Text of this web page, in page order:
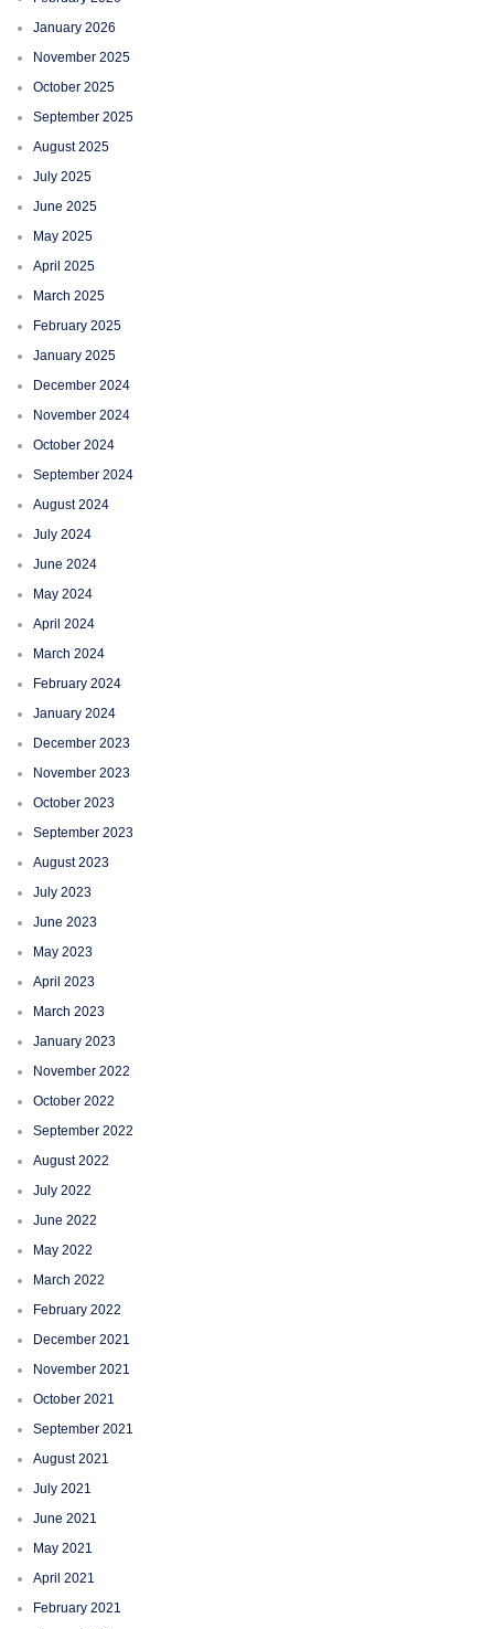
January 2026
November 2025
October 2025
September 2025
August 2025
July 2025
June 2025
May 2025
April 2025
March 2025
February 2025
January 2025
December 2024
November 2024
October 2024
September 2024
August 2024
July 2024
June 2024
May 2024
April 2024
March 2024
February 2024
January 2024
December 2023
November 2023
October 2023
September 2023
August 2023
July 2023
June 2023
May 2023
April 2023
March 2023
January 2023
November 2022
October 2022
September 2022
August 2022
July 2022
June 2022
May 2022
March 2022
February 2022
December 2021
November 2021
October 2021
September 2021
August 2021
July 2021
June 2021
May 2021
April 2021
February 2021